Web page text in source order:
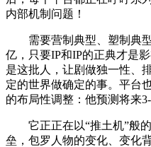
内部机制问题！
需要营制典型、塑制典型
亿，只要IP和IP的正典才是
是这批人，让剧做独一性、
定的世界做确定的事。平台
的布局性调整：他预测将来3-
它正正在以“推土机”般的
垒，包罗人物的变化、变化